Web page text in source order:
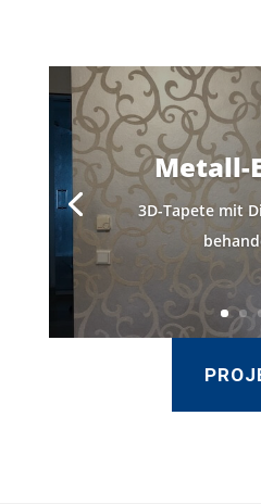
Metall-
3D-Tapete mit